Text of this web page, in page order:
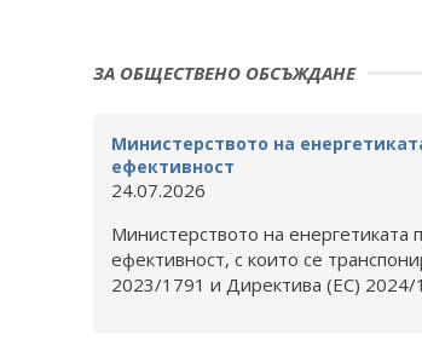
ЗА ОБЩЕСТВЕНО ОБСЪЖДАНЕ
Министерството на
ефективност
24.07.2026
Министерството на
ефективност, с които се
2023/1791 и Директива (ЕС) 2024/